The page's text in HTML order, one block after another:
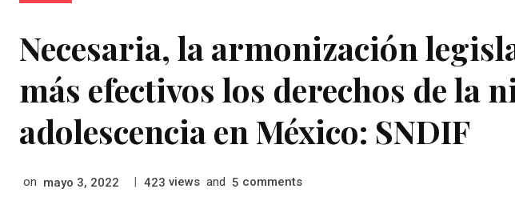
Necesaria, la armonización
más efectivos los derechos de la
adolescencia en México: SNDIF
on mayo 3, 2022 423 views and 5 comments